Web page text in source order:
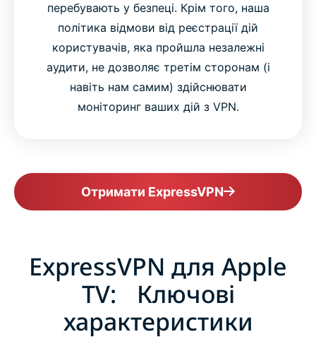
перебувають у безпеці. Крім того, наша
політика відмови від реєстрації дій
користувачів, яка пройшла незалежні
аудити, не дозволяє третім сторонам (і
навіть нам самим) здійснювати
моніторинг ваших дій з VPN.
Отримати ExpressVPN
ExpressVPN для Apple
TV: Ключові
характеристики